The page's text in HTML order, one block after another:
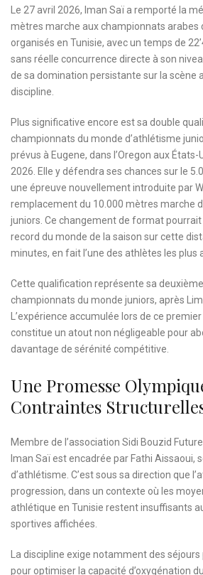
Le 27 avril 2026, Iman Saï a remporté la
mètres marche aux championnats arabes
organisés en Tunisie, avec un temps de
sans réelle concurrence directe à son
de sa domination persistante sur la scène
discipline.
Plus significative encore est sa double
championnats du monde d’athlétisme
prévus à Eugene, dans l’Oregon aux États-
2026. Elle y défendra ses chances sur le
une épreuve nouvellement introduite par
remplacement du 10.000 mètres marche
juniors. Ce changement de format
record du monde de la saison sur cette
minutes, en fait l’une des athlètes les plus
Cette qualification représente sa
championnats du monde juniors, après
L’expérience accumulée lors de ce
constitue un atout non négligeable pour
davantage de sérénité compétitive.
Une Promesse
Contraintes
Membre de l’association Sidi Bouzid
Iman Saï est encadrée par Fathi Aissaoui,
d’athlétisme. C’est sous sa direction que
progression, dans un contexte où les
athlétique en Tunisie restent insuffisants
sportives affichées.
La discipline exige notamment des
pour optimiser la capacité d’oxygénation